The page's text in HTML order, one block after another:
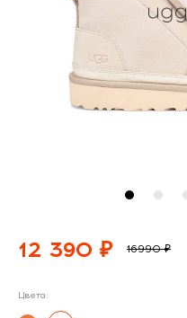
12 390 ₽ 16990 ₽
Цвета: